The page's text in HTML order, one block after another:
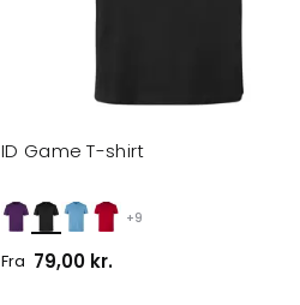
+9
ID Game T-shirt
Fra 79,00 kr.